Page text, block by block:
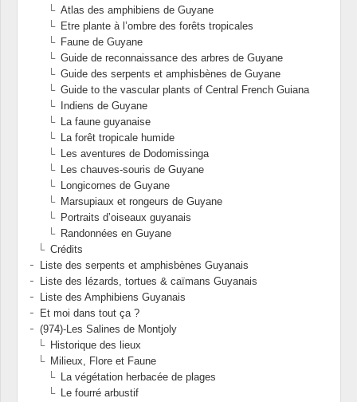
Atlas des amphibiens de Guyane
Etre plante à l’ombre des forêts tropicales
Faune de Guyane
Guide de reconnaissance des arbres de Guyane
Guide des serpents et amphisbènes de Guyane
Guide to the vascular plants of Central French Guiana
Indiens de Guyane
La faune guyanaise
La forêt tropicale humide
Les aventures de Dodomissinga
Les chauves-souris de Guyane
Longicornes de Guyane
Marsupiaux et rongeurs de Guyane
Portraits d’oiseaux guyanais
Randonnées en Guyane
Crédits
Liste des serpents et amphisbènes Guyanais
Liste des lézards, tortues & caïmans Guyanais
Liste des Amphibiens Guyanais
Et moi dans tout ça ?
(974)-Les Salines de Montjoly
Historique des lieux
Milieux, Flore et Faune
La végétation herbacée de plages
Le fourré arbustif